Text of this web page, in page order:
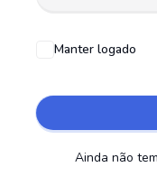
Manter logado
Ainda não